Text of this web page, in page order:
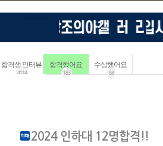
합격생 인터뷰
4114
합격했어요
183
수상했어요
68
2024 인하대 12명합격!!